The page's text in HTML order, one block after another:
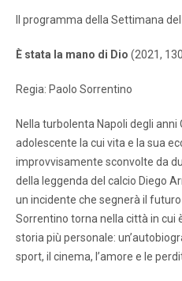
Il programma della Settimana
È stata la mano di Dio (2021,
Regia: Paolo Sorrentino
Nella turbolenta Napoli degli
adolescente la cui vita e la sua
improvvisamente sconvolte da
della leggenda del calcio Diego
un incidente che segnerà il
Sorrentino torna nella città in cui
storia più personale:
sport, il cinema, l’amore e le